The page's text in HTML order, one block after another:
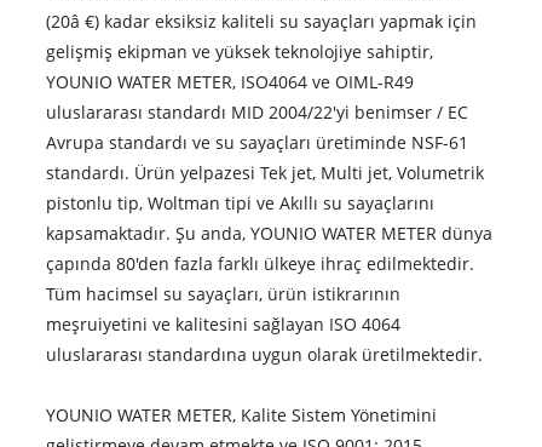
(20â €) kadar eksiksiz kaliteli su sayaçları yapmak için
gelişmiş ekipman ve yüksek teknolojiye sahiptir,
YOUNIO WATER METER, ISO4064 ve OIML-R49
uluslararası standardı MID 2004/22'yi benimser / EC
Avrupa standardı ve su sayaçları üretiminde NSF-61
standardı. Ürün yelpazesi Tek jet, Multi jet, Volumetrik
pistonlu tip, Woltman tipi ve Akıllı su sayaçlarını
kapsamaktadır. Şu anda, YOUNIO WATER METER dünya
çapında 80'den fazla farklı ülkeye ihraç edilmektedir.
Tüm hacimsel su sayaçları, ürün istikrarının
meşruiyetini ve kalitesini sağlayan ISO 4064
uluslararası standardına uygun olarak üretilmektedir.
YOUNIO WATER METER, Kalite Sistem Yönetimini